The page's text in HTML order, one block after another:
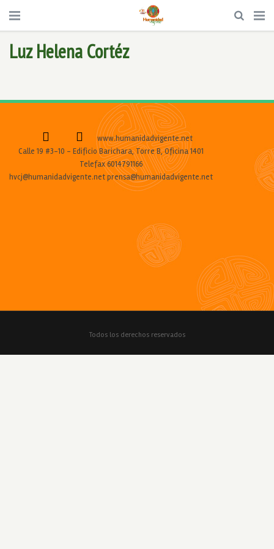
Luz Helena Cortéz
www.humanidadvigente.net
Calle 19 #3-10 - Edificio Barichara, Torre B, Oficina 1401
Telefax 6014791166
hvcj@humanidadvigente.net prensa@humanidadvigente.net
Todos los derechos reservados